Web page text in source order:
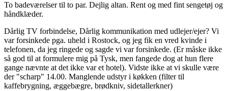
To badeværelser til to par. Dejlig altan. Rent og med fint sengetøj og
håndklæder.
Dårlig TV forbindelse, Dårlig kommunikation med udlejer/ejer? Vi
var forsinkede pga. uheld i Rostock, og jeg fik en vred kvinde i
telefonen, da jeg ringede og sagde vi var forsinkede. (Er måske ikke
så god til at formulere mig på Tysk, men fangede dog at hun flere
gange nævnte at det ikke var et hotel). Vidste ikke at vi skulle være
der "scharp" 14.00. Manglende udstyr i køkken (filter til
kaffebrygning, æggebægre, brødkniv, sidetallerkner)